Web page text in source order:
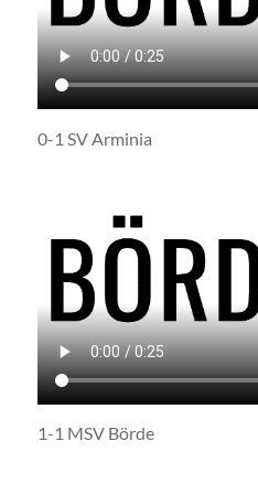
0-1 SV Arminia
1-1 MSV Börde